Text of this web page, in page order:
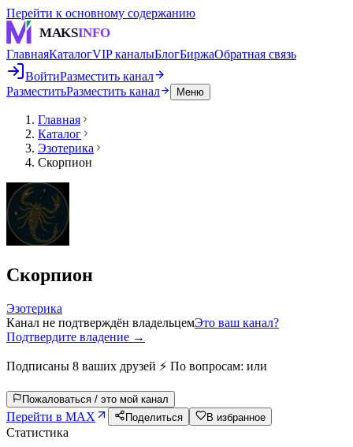
Перейти к основному содержанию
MAKSINFO
ГлавнаяКаталогVIP каналыБлогБиржаОбратная связь
ВойтиРазместить канал
РазместитьРазместить канал Меню
Главная
Каталог
Эзотерика
Скорпион
Скорпион
Эзотерика
Канал не подтверждён владельцемЭто ваш канал?
Подтвердите владение →
Подписаны 8 ваших друзей ⚡️ По вопросам: или
Пожаловаться / это мой канал
Перейти в MAX Поделиться В избранное
Статистика